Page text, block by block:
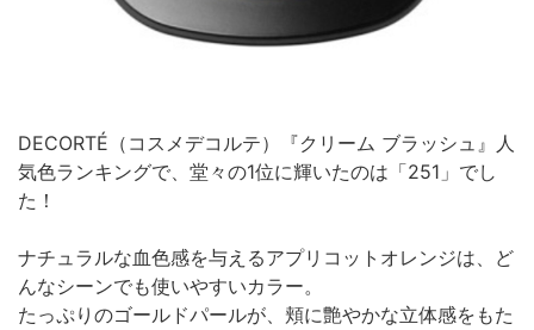
DECORTÉ（コスメデコルテ）『クリーム ブラッシュ』人
気色ランキングで、堂々の1位に輝いたのは「251」でし
た！
ナチュラルな血色感を与えるアプリコットオレンジは、ど
んなシーンでも使いやすいカラー。
たっぷりのゴールドパールが、頬に艶やかな立体感をもた